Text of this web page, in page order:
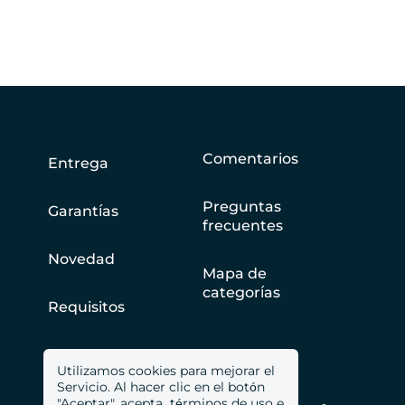
Utilizamos cookies para mejorar el
Servicio. Al hacer clic en el botón
Entrega
Garantías
Novedad
Requisitos
Comentarios
Preguntas
frecuentes
Mapa de
categorías